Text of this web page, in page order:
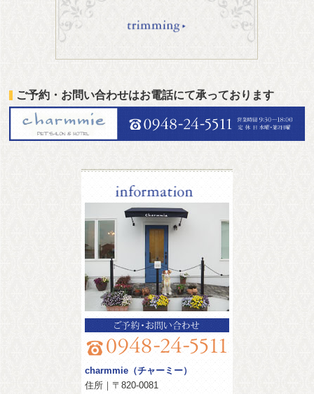
ご予約・お問い合わせはお電話にて承っております
charmmie（チャーミー）
住所｜〒820-0081